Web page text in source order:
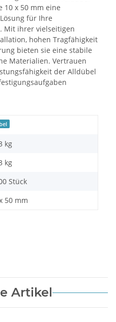
10 x 50 mm eine
für Ihre
Mit ihrer vielseitigen
hohen Tragfähigkeit
bieten sie eine stabile
Materialien. Vertrauen
der Alldübel
kg
kg
Stück
50 mm
Artikel